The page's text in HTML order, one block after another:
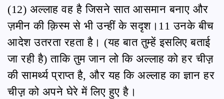
(12) अल्लाह वह है जिसने सात आसमान बनाए और
ज़मीन की क़िस्म से भी उन्हीं के सदृश।11 उनके बीच
आदेश उतरता रहता है। (यह बात तुम्हें इसलिए बताई
जा रही है) ताकि तुम जान लो कि अल्लाह को हर चीज़़
की सामर्थ्य प्राप्त है, और यह कि अल्लाह का ज्ञान हर
चीज़़ को अपने घेरे में लिए हुए है।